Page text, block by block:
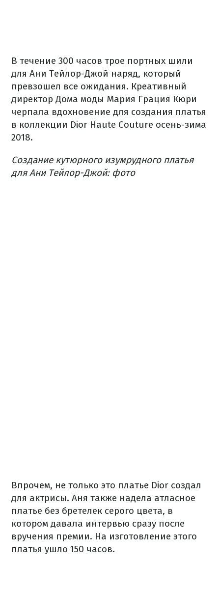
В течение 300 часов трое портных шили
для Ани Тейлор-Джой наряд, который
превзошел все ожидания. Креативный
директор Дома моды Мария Грация Кюри
черпала вдохновение для создания платья
в коллекции Dior Haute Couture осень-зима
2018.
Создание кутюрного изумрудного платья
для Ани Тейлор-Джой: фото
Впрочем, не только это платье Dior создал
для актрисы. Аня также надела атласное
платье без бретелек серого цвета, в
котором давала интервью сразу после
вручения премии. На изготовление этого
платья ушло 150 часов.